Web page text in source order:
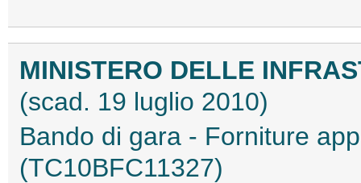
MINISTERO DELLE
(scad. 19 luglio 2010)
Bando di gara - Forniture
(TC10BFC11327)